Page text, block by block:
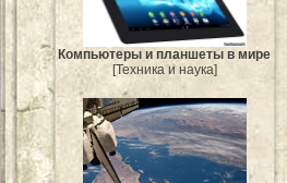
Компьютеры и планшеты в мире
[Техника и наука]